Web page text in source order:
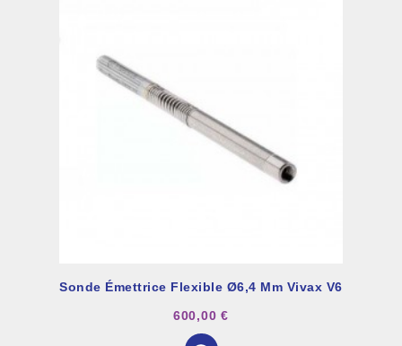
Sonde Émettrice Flexible Ø6,4 Mm Vivax V6
600,00 €